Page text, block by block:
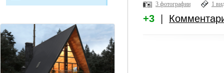
3 фотографии 1
+3